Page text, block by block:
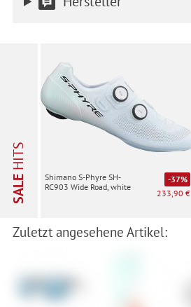
SALE
HITS
Shimano S-Phyre SH-
RC903 Wide Road, white
-37%
233,90 €
Zuletzt angesehene Artikel: